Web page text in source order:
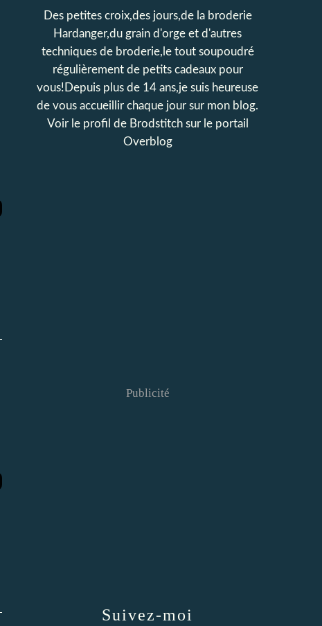
Des petites croix,des jours,de la broderie
Hardanger,du grain d'orge et d'autres
techniques de broderie,le tout soupoudré
régulièrement de petits cadeaux pour
vous!Depuis plus de 14 ans,je suis heureuse
de vous accueillir chaque jour sur mon blog.
Voir le profil de Brodstitchsur le portail
Overblog
Suivez-moi
Publicité